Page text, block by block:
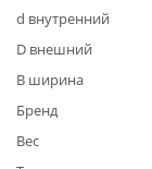
d внутренний
D внешний
B ширина
Бренд
Вес